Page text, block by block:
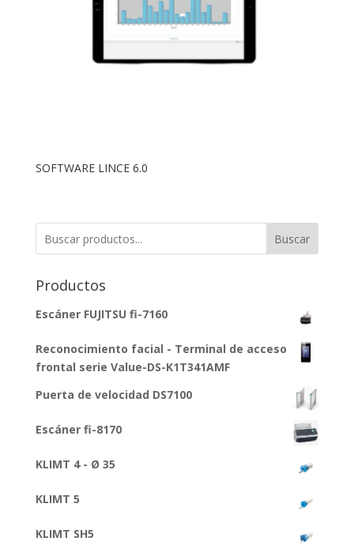
SOFTWARE LINCE 6.0
Buscar
Productos
Escáner FUJITSU fi-7160
Reconocimiento facial - Terminal de acceso
frontal serie Value-DS-K1T341AMF
Puerta de velocidad DS7100
Escáner fi-8170
KLIMT 4 - Ø 35
KLIMT 5
KLIMT SH5